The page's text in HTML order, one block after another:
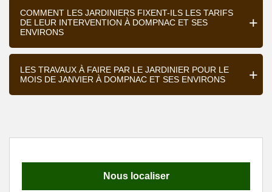
COMMENT LES JARDINIERS FIXENT-ILS LES TARIFS
DE LEUR INTERVENTION À DOMPNAC ET SES
ENVIRONS
LES TRAVAUX À FAIRE PAR LE JARDINIER POUR LE
MOIS DE JANVIER À DOMPNAC ET SES ENVIRONS
Nous localiser